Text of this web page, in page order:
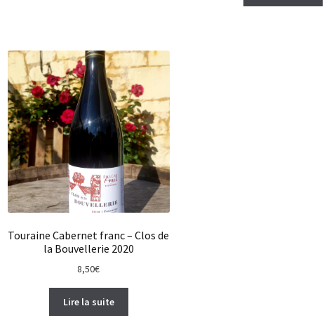
Touraine Cabernet franc – Clos de
la Bouvellerie 2020
8,50€
Lire la suite